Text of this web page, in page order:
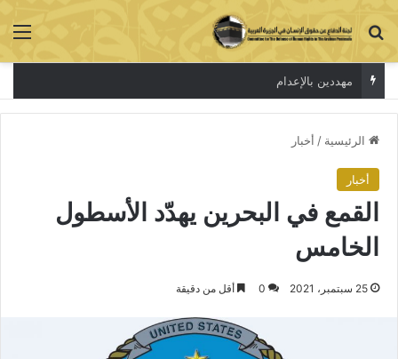
بحث عن
مهددين بالإعدام
الرئيسية / أخبار
أخبار
القمع في البحرين يهدّد الأسطول
الخامس
25 سبتمبر، 2021 0 أقل من دقيقة